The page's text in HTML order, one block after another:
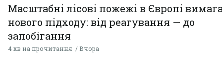
Масштабні лісові пожежі в Європі
нового підходу: від реагування — до
запобігання
4 хв на прочитання Вчора